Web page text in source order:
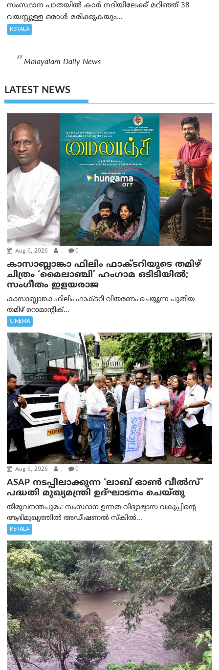
സംസ്ഥാന പാതയിൽ കാർ നദിയിലേക്ക് മറിഞ്ഞ് 38
വയസ്സുള്ള ഒരാൾ മരിക്കുകയും...
KERALA
Malayalam Daily News
LATEST NEWS
Aug 6, 2026 . 0
കാസാബ്ലാങ്കാ ഫിലിം ഫാക്ടറിയുടെ തമിഴ്
ചിത്രം ‘മൈലാഞ്ചി’ ഹംഗാമ ഒടിടിയിൽ;
സംഗീതം ഇളയരാജ
കാസാബ്ലാങ്കാ ഫിലിം ഫാക്ടറി വിതരണം ചെയ്യുന്ന പുതിയ
തമിഴ് റൊമാന്റിക്...
CINEMA
Aug 6, 2026 . 0
ASAP നടപ്പിലാക്കുന്ന ‘ലാബ് ഓൺ വീൽസ്’
പദ്ധതി മുഖ്യമന്ത്രി ഉദ്ഘാടനം ചെയ്തു
തിരുവനന്തപുരം: സംസ്ഥാന ഉന്നത വിദ്യാഭ്യാസ വകുപ്പിന്റെ
ആഭിമുഖ്യത്തിൽ അഡീഷണൽ സ്കിൽ...
KERALA